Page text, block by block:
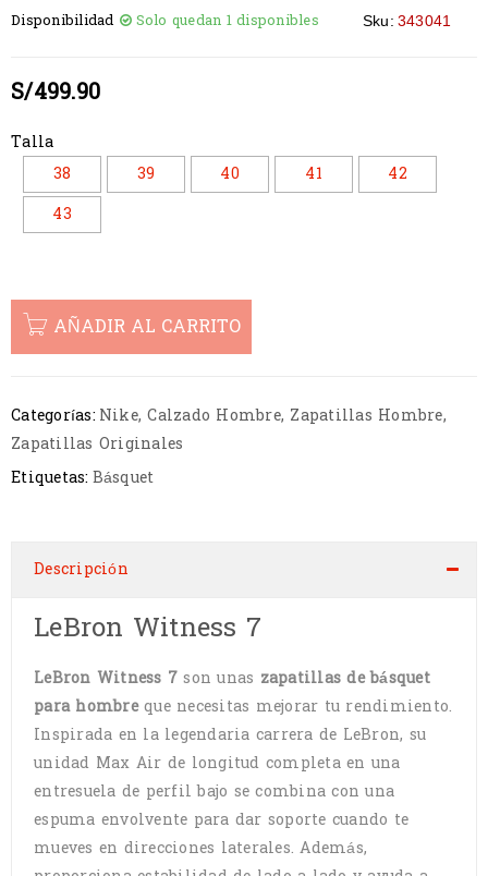
Disponibilidad Solo quedan 1 disponibles Sku: 343041
S/499.90
Talla
38
39 40 41
42
43
AÑADIR AL CARRITO
Categorías: Nike,Calzado Hombre, Zapatillas Hombre,
Zapatillas Originales
Etiquetas: Básquet
Descripción
LeBron Witness 7
LeBron Witness 7son unas zapatillas de básquet
para hombreque necesitas mejorar tu rendimiento.
Inspirada en la legendaria carrera de LeBron, su
unidad Max Air de longitud completa en una
entresuela de perfil bajo se combina con una
espuma envolvente para dar soporte cuando te
mueves en direcciones laterales. Además,